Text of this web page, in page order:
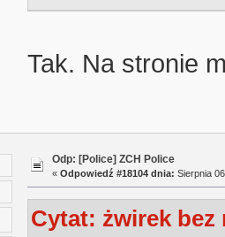
Tak. Na stronie
Odp: [Police] ZCH Police
« Odpowiedź #18104 dnia: Sierpnia
Cytat: żwirek bez